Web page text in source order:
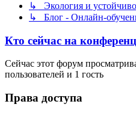
↳ Экология и
↳ Блог - Онлайн-
Кто сейчас на
Сейчас этот форум
пользователей и 1 гость
Права доступа